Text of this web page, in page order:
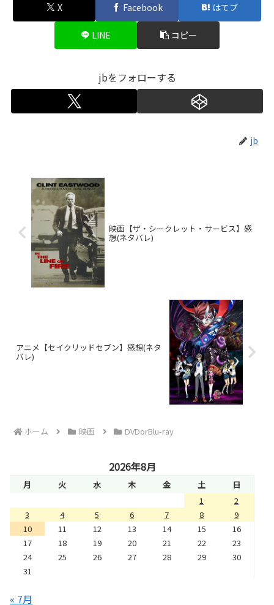
X Facebook はてブ
LINE コピー
jbをフォローする
jb
映画【ザ・シークレット・サービス】感
想(ネタバレ)
アニメ【セイクリッドセブン】感想(ネタ
バレ)
ホーム 映画 DVDorBlu-ray
2026年8月
月 火 水 木 金 土
日
1
2
3
4 5 6 7 8
9
10
11 12 13 14 15
16
17
18 19 20 21 22
23
24
25 26 27 28 29
30
31
« 7月